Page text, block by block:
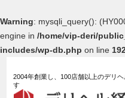
Warning: mysqli_query():
engine in /home/vip-deri/
includes/wp-db.php on line
2004年創業し、100店舗以上のデリ
す